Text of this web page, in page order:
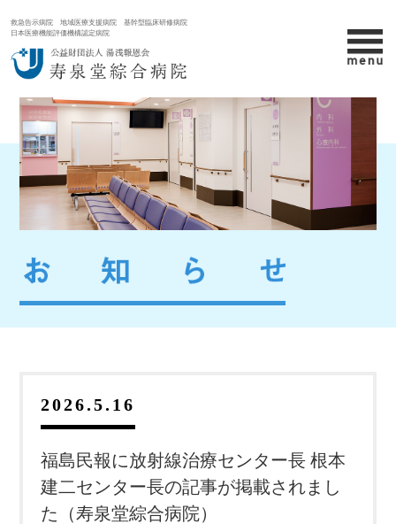
救急告示病院 地域医療支援病院 基幹型臨床研修病院
日本医療機能評価機構認定病院
2026.5.16
福島民報に放射線治療センター長 根本
建二センター長の記事が掲載されまし
た（寿泉堂綜合病院）